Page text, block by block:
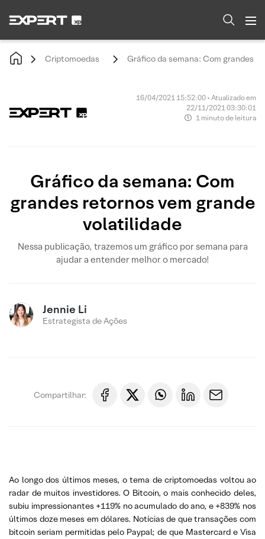
Criptomoedas Gráfico da semana: Com grandes
16/04/2021 15:52:00 • Atualizado em
22/11/2021 03:30:01
1 minuto de leitura
Gráfico da semana: Com
grandes retornos vem grande
volatilidade
Nessa publicação, trazemos um gráfico por semana para
ajudar a entender melhor o mercado!
Jennie Li
Estrategista de Ações
Compartilhar:
Ao longo dos últimos meses, o tema de criptomoedas voltou ao
radar de muitos investidores. O Bitcoin, o mais conhecido deles,
subiu impressionantes +119% no acumulado do ano, e +839% nos
últimos doze meses em dólares. Notícias de que transações com
bitcoin seriam permitidas pelo Paypal; de que Mastercard e Visa